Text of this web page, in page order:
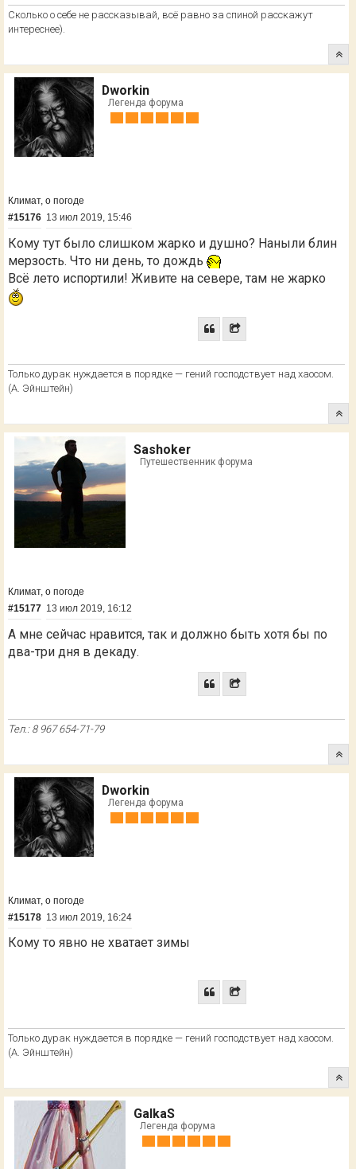
Сколько о себе не рассказывай, всё равно за спиной расскажут
интереснее).
Dworkin
Легенда форума
Климат, о погоде
#15176 13 июл 2019, 15:46
Кому тут было слишком жарко и душно? Наныли блин
мерзость. Что ни день, то дождь
Всё лето испортили! Живите на севере, там не жарко
Только дурак нуждается в порядке — гений господствует над хаосом.
(А. Эйнштейн)
Sashoker
Путешественник форума
Климат, о погоде
#15177 13 июл 2019, 16:12
А мне сейчас нравится, так и должно быть хотя бы по
два-три дня в декаду.
Тел.: 8 967 654-71-79
Dworkin
Легенда форума
Климат, о погоде
#15178 13 июл 2019, 16:24
Кому то явно не хватает зимы
Только дурак нуждается в порядке — гений господствует над хаосом.
(А. Эйнштейн)
GalkaS
Легенда форума